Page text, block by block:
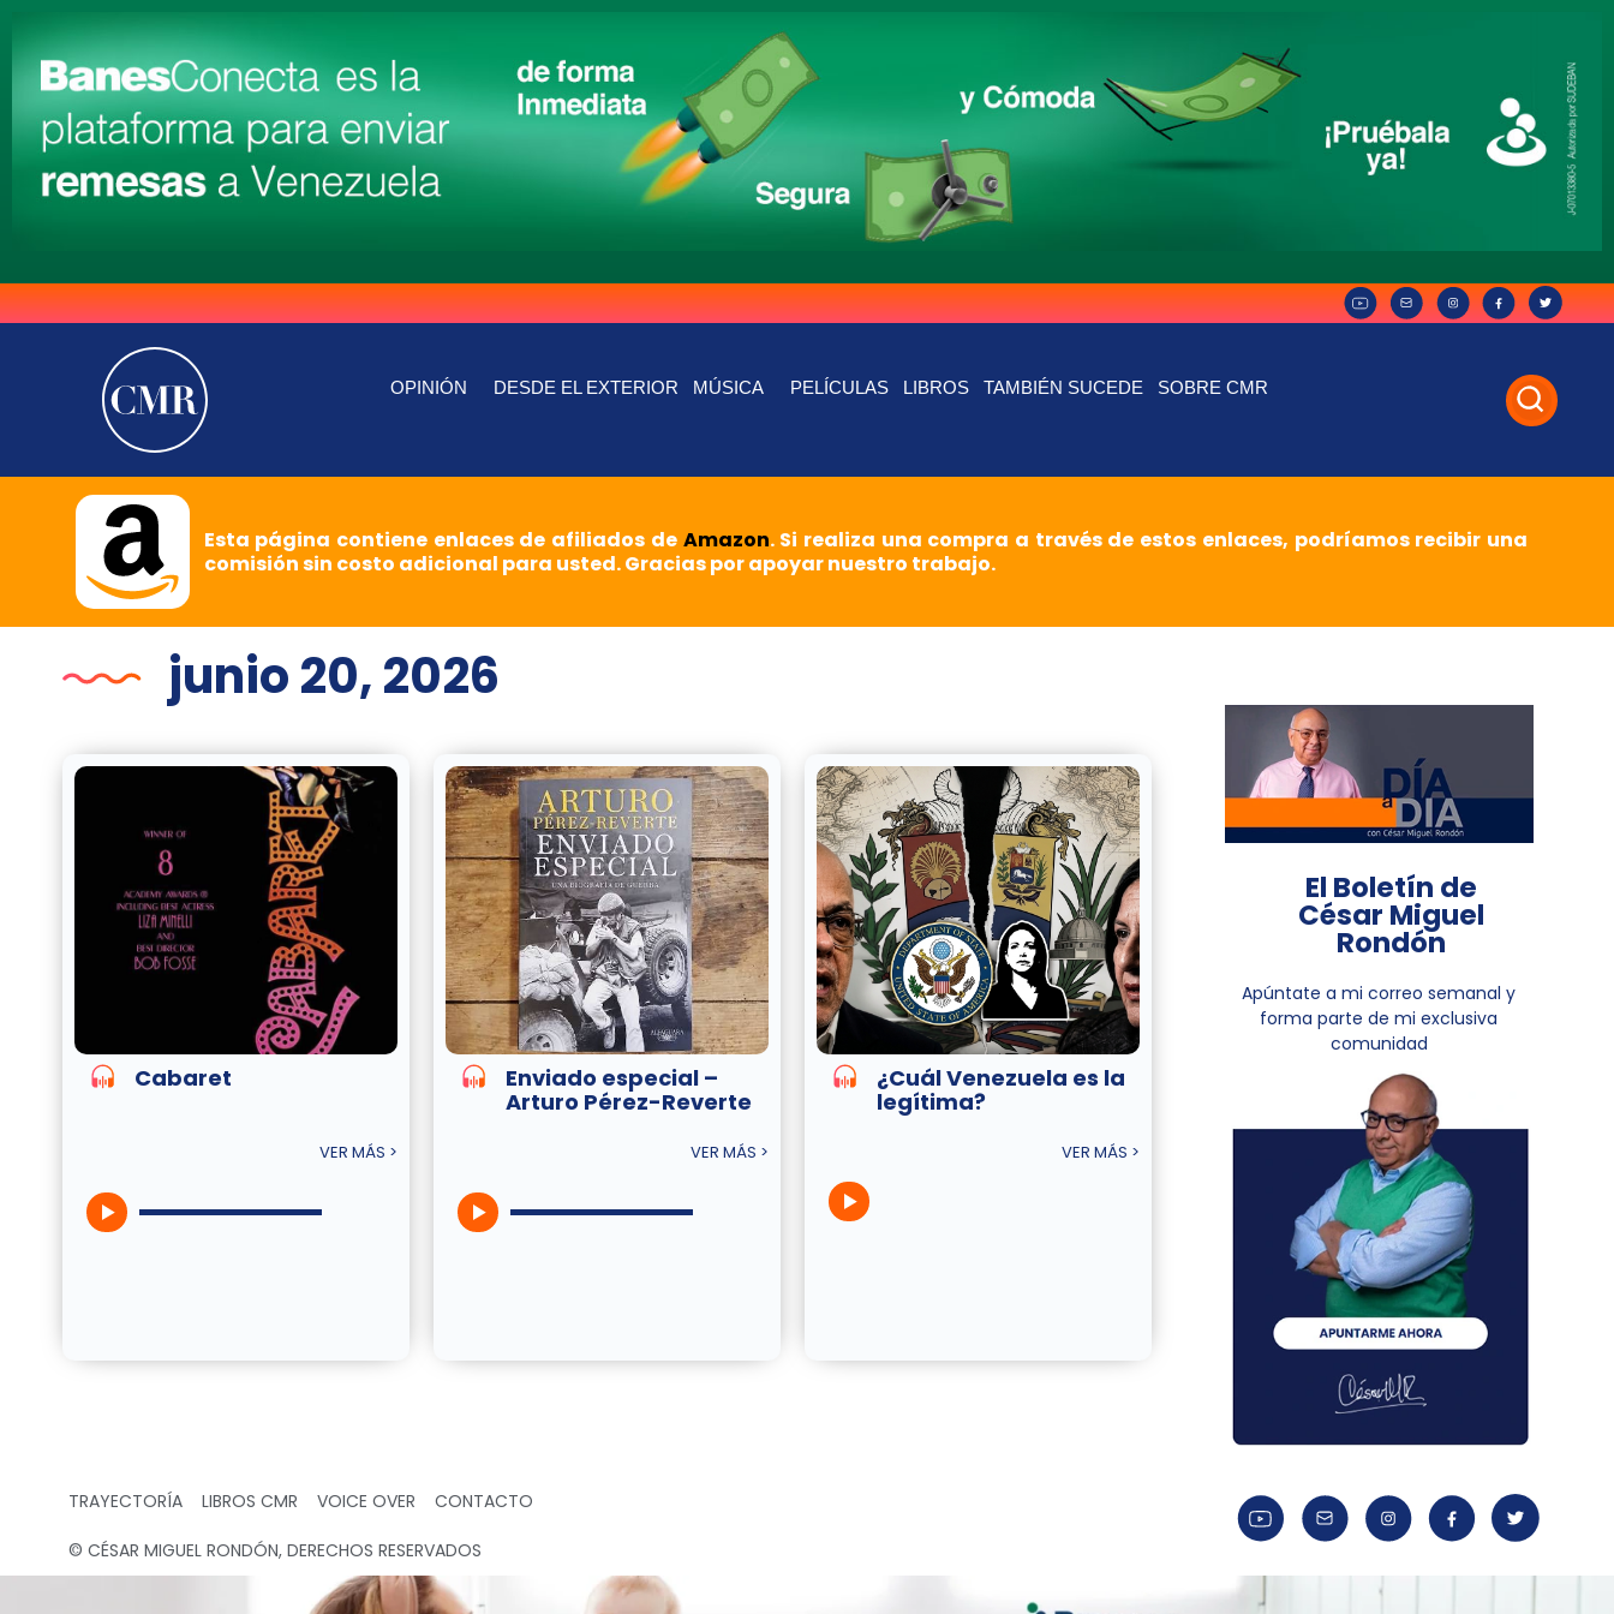
OPINIÓN DESDE EL EXTERIOR MÚSICA PELÍCULAS LIBROS TAMBIÉN SUCEDE SOBRE CMR
Esta página contiene enlaces de afiliados de Amazon. Si realiza una compra a través de estos enlaces, podríamos recibir una
comisión sin costo adicional para usted. Gracias por apoyar nuestro trabajo.
junio 20, 2026
Cabaret
VER MÁS >
Enviado especial –
Arturo Pérez-Reverte
VER MÁS >
¿Cuál Venezuela es la
legítima?
VER MÁS >
El Boletín de
César Miguel
Rondón
Apúntate a mi correo semanal y
forma parte de mi exclusiva
comunidad
TRAYECTORÍA LIBROS CMR VOICE OVER CONTACTO
© CÉSAR MIGUEL RONDÓN, DERECHOS RESERVADOS